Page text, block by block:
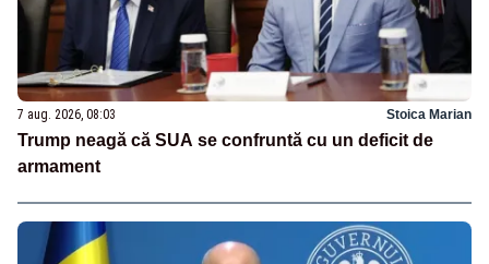
7 aug. 2026, 08:03 Stoica Marian
Trump neagă că SUA se confruntă cu un deficit de
armament